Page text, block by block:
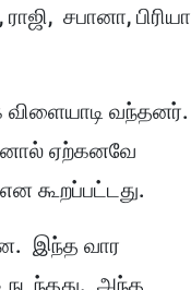
சபானா, பிரியா
வந்தனர்.
ஏற்கனவே
கூறப்பட்டது.
இந்த வார
நடந்தது. அந்த